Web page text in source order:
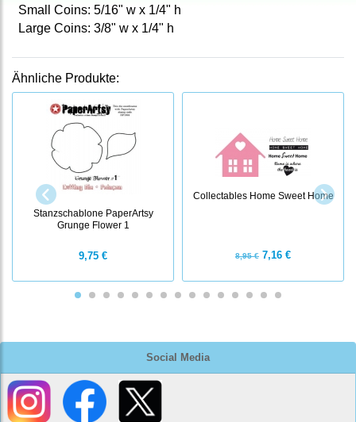
Social Media
Small Coins: 5/16" w x 1/4" h
Large Coins: 3/8" w x 1/4" h
Ähnliche Produkte:
Stanzschablone PaperArtsy
Grunge Flower 1
9,75 €
Collectables Home Sweet Home
8,95 € 7,16 €